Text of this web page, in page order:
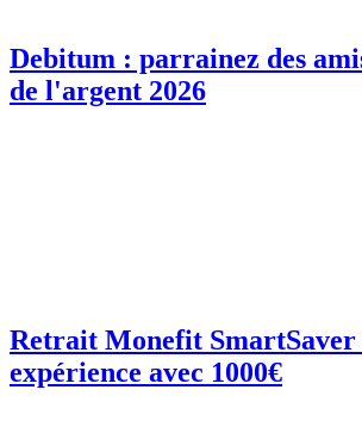
Debitum : parrainez des
de l'argent 2026
Retrait Monefit SmartSaver
expérience avec 1000€